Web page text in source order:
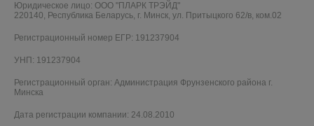
Юридическое лицо: ООО "ПЛАРК ТРЭЙД"
220140, Республика Беларусь, г. Минск, ул. Притыцкого 62/в, ком.02
Регистрационный номер ЕГР: 191237904
УНП: 191237904
Регистрационный орган: Администрация Фрунзенского района г.
Минска
Дата регистрации компании: 24.08.2010